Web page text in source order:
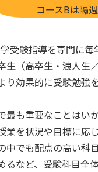
コースBは隔
受験指導を専門に
生（高卒生・浪人生
り効果的に受験勉強
最も重要なことはい
業を状況や目標に応
中でも配点の高い科
るなど、受験科目全